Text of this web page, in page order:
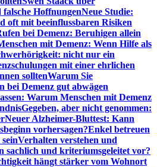
HoffnungenNeue Studie:
oft mit beeinflussbaren Risiken
bei Demenz: Beruhigen allein
mit Demenz: Wenn Hilfe als
nicht nur ein
mit einer ehrlichen
solltenWarum Sie
bei Demenz gut abwägen
Warum Menschen mit Demenz
Gegeben, aber nicht genommen:
Neuer Alzheimer-Bluttest: Kann
vorhersagen?Enkel betreuen
Verhalten verstehen und
sachlich und kriteriumsgeleitet vor?
hängt stärker vom Wohnort